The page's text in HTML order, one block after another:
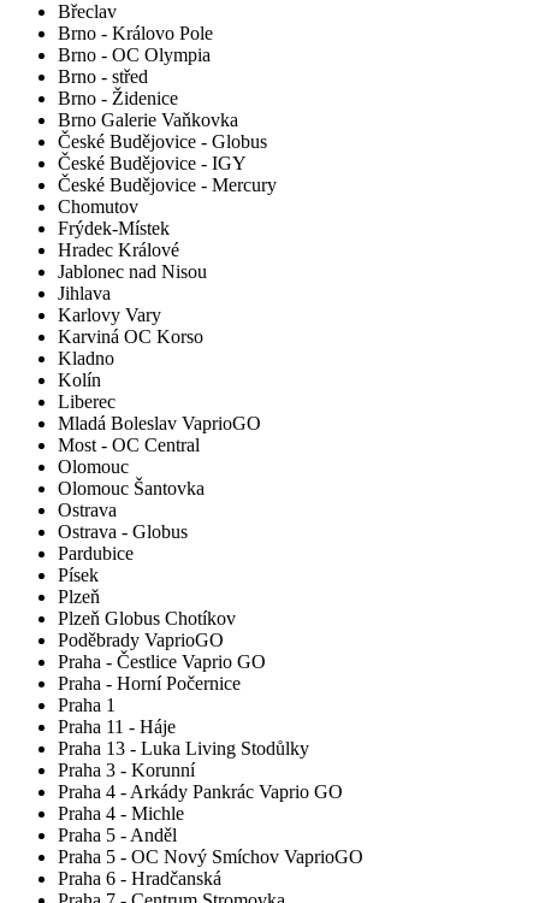
Břeclav
Brno - Královo Pole
Brno - OC Olympia
Brno - střed
Brno - Židenice
Brno Galerie Vaňkovka
České Budějovice - Globus
České Budějovice - IGY
České Budějovice - Mercury
Chomutov
Frýdek-Místek
Hradec Králové
Jablonec nad Nisou
Jihlava
Karlovy Vary
Karviná OC Korso
Kladno
Kolín
Liberec
Mladá Boleslav VaprioGO
Most - OC Central
Olomouc
Olomouc Šantovka
Ostrava
Ostrava - Globus
Pardubice
Písek
Plzeň
Plzeň Globus Chotíkov
Poděbrady VaprioGO
Praha - Čestlice Vaprio GO
Praha - Horní Počernice
Praha 1
Praha 11 - Háje
Praha 13 - Luka Living Stodůlky
Praha 3 - Korunní
Praha 4 - Arkády Pankrác Vaprio GO
Praha 4 - Michle
Praha 5 - Anděl
Praha 5 - OC Nový Smíchov VaprioGO
Praha 6 - Hradčanská